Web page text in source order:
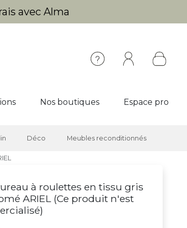
avec Alma
Nos boutiques Espace pro
Déco Meubles reconditionnés
à roulettes en tissu gris
ARIEL (Ce produit n'est
)